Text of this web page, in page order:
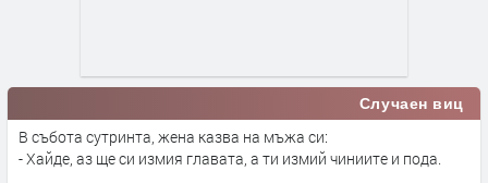
Случаен виц
В събота сутринта, жена казва на мъжа си:
- Хайде, аз ще си измия главата, а ти измий чиниите и пода.